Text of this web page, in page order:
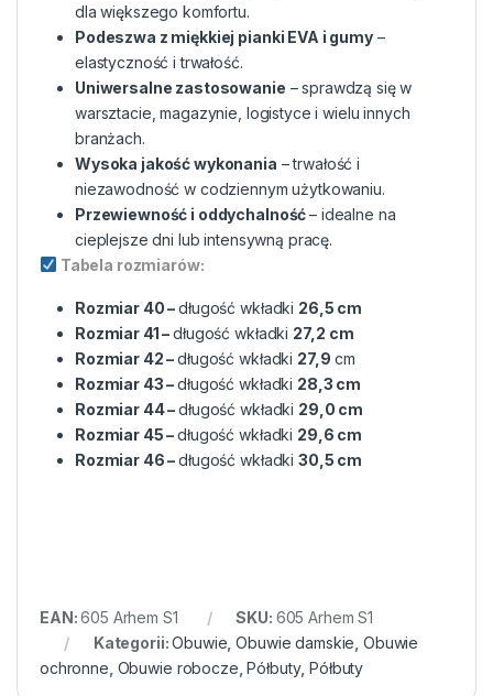
dla większego komfortu.
Podeszwa z miękkiej pianki EVA i gumy–
elastyczność i trwałość.
Uniwersalne zastosowanie – sprawdzą się w
warsztacie, magazynie, logistyce i wielu innych
branżach.
Wysoka jakość wykonania – trwałość i
niezawodność w codziennym użytkowaniu.
Przewiewność i oddychalność– idealne na
cieplejsze dni lub intensywną pracę.
Tabela rozmiarów:
Rozmiar 40 –długość wkładki 26,5 cm
Rozmiar 41 –długość wkładki 27,2 cm
Rozmiar 42 –długość wkładki 27,9 cm
Rozmiar 43 –długość wkładki 28,3 cm
Rozmiar 44 –długość wkładki 29,0 cm
Rozmiar 45 –długość wkładki 29,6 cm
Rozmiar 46 –długość wkładki 30,5 cm
EAN:605 Arhem S1 SKU: 605 Arhem S1
Kategorii:Obuwie ,Obuwie damskie Obuwie
ochronne Obuwie robocze ,Półbuty,Półbuty